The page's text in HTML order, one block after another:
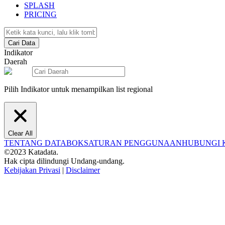
SPLASH
PRICING
Cari Data
Indikator
Daerah
Pilih Indikator untuk menampilkan list regional
Clear All
TENTANG DATABOKSATURAN PENGGUNAANHUBUNGI
©2023 Katadata.
Hak cipta dilindungi Undang-undang.
Kebijakan Privasi | Disclaimer